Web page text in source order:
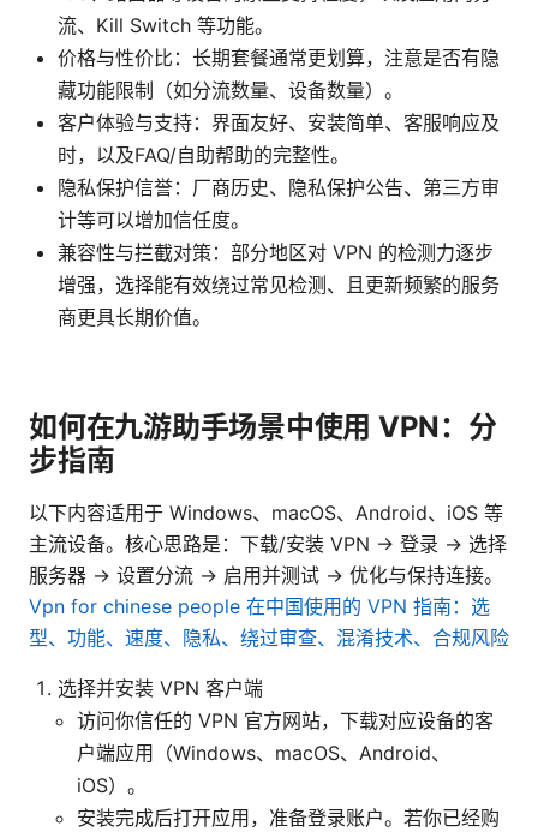
流、Kill Switch 等功能。
价格与性价比：长期套餐通常更划算，注意是否有隐
藏功能限制（如分流数量、设备数量）。
客户体验与支持：界面友好、安装简单、客服响应及
时，以及FAQ/自助帮助的完整性。
隐私保护信誉：厂商历史、隐私保护公告、第三方审
计等可以增加信任度。
兼容性与拦截对策：部分地区对 VPN 的检测力逐步
增强，选择能有效绕过常见检测、且更新频繁的服务
商更具长期价值。
如何在九游助手场景中使用 VPN：分
步指南
以下内容适用于 Windows、macOS、Android、iOS 等
主流设备。核心思路是：下载/安装 VPN → 登录 → 选择
服务器 → 设置分流 → 启用并测试 → 优化与保持连接。
Vpn for chinese people 在中国使用的 VPN 指南：选
型、功能、速度、隐私、绕过审查、混淆技术、合规风险
选择并安装 VPN 客户端
访问你信任的 VPN 官方网站，下载对应设备的客
户端应用（Windows、macOS、Android、
iOS）。
安装完成后打开应用，准备登录账户。若你已经购